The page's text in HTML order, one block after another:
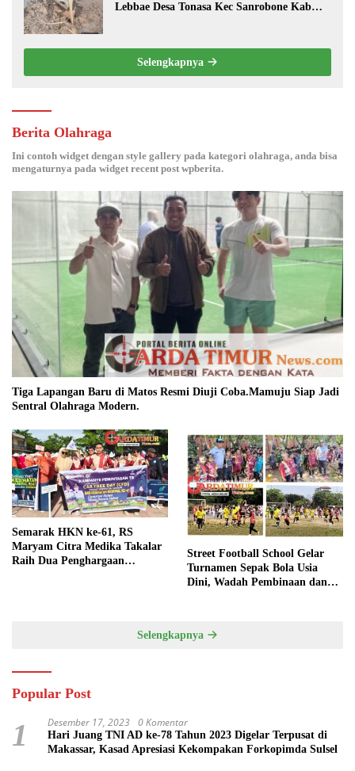
Lebbae Desa Tonasa Kec Sanrobone Kab
Selengkapnya
Berita Olahraga
Ini contoh widget dengan style gallery pada kategori olahraga, anda bisa
mengaturnya pada widget recent post wpberita.
Tiga Lapangan Baru di Matos Resmi Diuji Coba.Mamuju Siap Jadi
Sentral Olahraga Modern.
Semarak HKN ke-61, RS
Maryam Citra Medika Takalar
Raih Dua Penghargaan
Street Football School Gelar
Turnamen Sepak Bola Usia
Dini, Wadah Pembinaan dan
Selengkapnya
Popular Post
1 Desember 17, 2023 0 Komentar
Hari Juang TNI AD ke-78 Tahun 2023 Digelar Terpusat di
Makassar, Kasad Apresiasi Kekompakan Forkopimda Sulsel